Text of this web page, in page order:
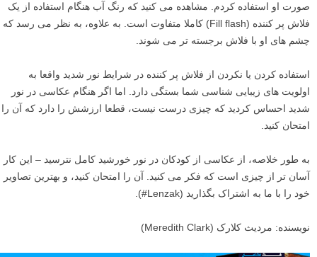
صورت او استفاده کردم. مشاهده می کنید که رنگ آب هنگام استفاده از یک
فلاش پر کننده (Fill flash) کاملا متفاوت است. به علاوه، به نظر می رسد که
چشم های او با فلاش برجسته تر می شوند.
استفاده کردن یا نکردن از فلاش پر کننده در شرایط نور شدید واقعا به
اولویت های زیبایی شناسی شما بستگی دارد. اما اگر هنگام عکاسی در نور
شدید احساس کردید که چیزی درست نیست، قطعا ارزشش را دارد که آن را
امتحان کنید.
به طور خلاصه، از عکاسی از کودکان در نور خورشید کامل نترسید – این کار
آسان تر از چیزی است که فکر می کنید. آن را امتحان کنید، و بهترین تصاویر
خود را با ما به اشتراک بگذارید (Lenzak#).
نویسنده: مردیث کلارک (Meredith Clark)